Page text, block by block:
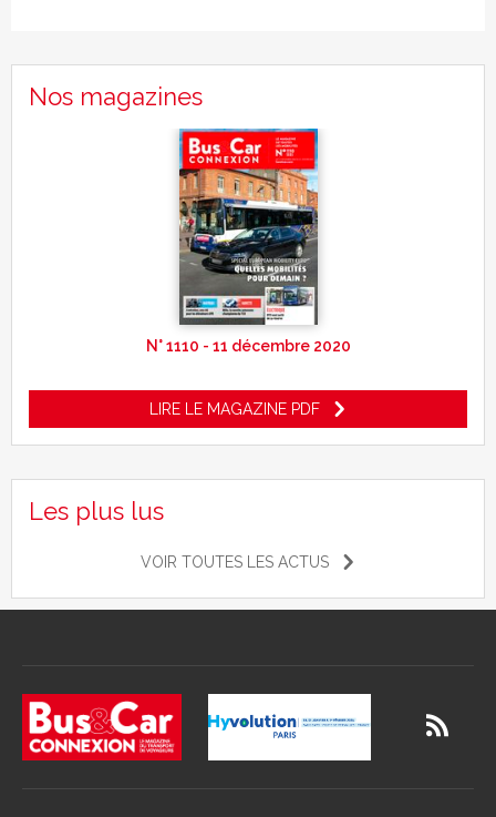
Nos magazines
N° 1110 - 11 décembre 2020
LIRE LE MAGAZINE PDF
Les plus lus
VOIR TOUTES LES ACTUS